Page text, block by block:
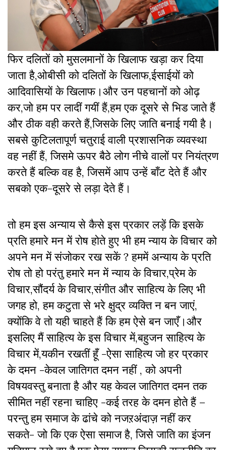
फिर दलितों को मुसलमानों के खिलाफ खड़ा कर दिया
जाता है,ओबीसी को दलितों के खिलाफ,ईसाईयों को
आदिवासियों के खिलाफ।और उन पहचानों को ओढ़
कर,जो हम पर लादीं गयीं हैं,हम एक दूसरे से भिड जाते हैं
और ठीक वही करते हैं,जिसके लिए जाति बनाई गयी है।
सबसे कुटिलतापूर्ण चतुराई वाली प्रशासनिक व्यवस्था
वह नहीं हैं, जिसमे ऊपर बैठे लोग नीचे वालों पर नियंत्रण
करते हैं बल्कि वह है, जिसमें आप उन्हें बाँट देते हैं और
सबको एक-दूसरे से लड़ा देते हैं।
तो हम इस अन्याय से कैसे इस प्रकार लड़ें कि इसके
प्रति हमारे मन में रोष होते हुए भी हम न्याय के विचार को
अपने मन में संजोकर रख सकें ? हममें अन्याय के प्रति
रोष तो हो परंतु हमारे मन में न्याय के विचार,प्रेम के
विचार,सौंदर्य के विचार,संगीत और साहित्य के लिए भी
जगह हो, हम कटुता से भरे क्षुद्र व्यक्ति न बन जाएं,
क्योंकि वे तो यही चाहते हैं कि हम ऐसे बन जाएँ।और
इसलिए मैं साहित्य के इस विचार में,बहुजन साहित्य के
विचार में,यकीन रखतीं हूँ -ऐसा साहित्य जो हर प्रकार
के दमन -केवल जातिगत दमन नहीं , को अपनी
विषयवस्तु बनाता है और यह केवल जातिगत दमन तक
सीमित नहीं रहना चाहिए -कई तरह के दमन होते हैं –
परन्तु हम समाज के ढांचे को नजऱअंदाज़ नहीं कर
सकते- जो कि एक ऐसा समाज है, जिसे जाति का इंजन